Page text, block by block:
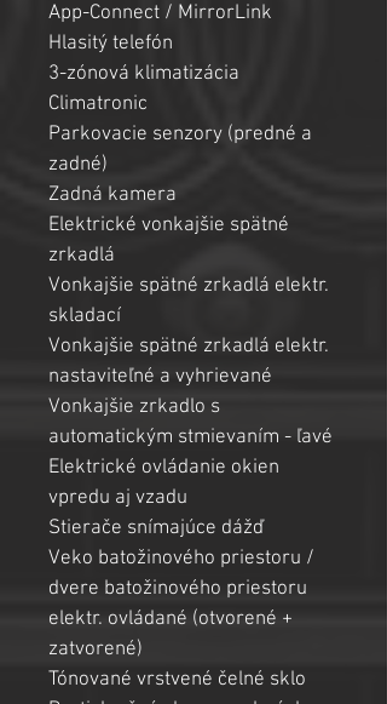
App-Connect / MirrorLink
Hlasitý telefón
3-zónová klimatizácia
Climatronic
Parkovacie senzory (predné a
zadné)
Zadná kamera
Elektrické vonkajšie spätné
zrkadlá
Vonkajšie spätné zrkadlá elektr.
skladací
Vonkajšie spätné zrkadlá elektr.
nastaviteľné a vyhrievané
Vonkajšie zrkadlo s
automatickým stmievaním - ľavé
Elektrické ovládanie okien
vpredu aj vzadu
Stierače snímajúce dážď
Veko batožinového priestoru /
dvere batožinového priestoru
elektr. ovládané (otvorené +
zatvorené)
Tónované vrstvené čelné sklo